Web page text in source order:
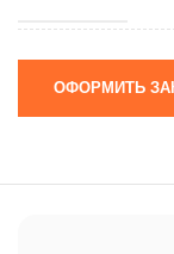
ОФОРМИТЬ